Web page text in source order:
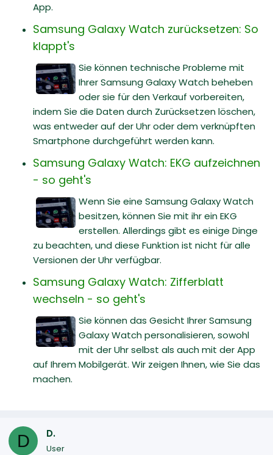
App.
Samsung Galaxy Watch zurücksetzen: So
klappt's
Sie können technische Probleme mit
Ihrer Samsung Galaxy Watch beheben
oder sie für den Verkauf vorbereiten,
indem Sie die Daten durch Zurücksetzen löschen,
was entweder auf der Uhr oder dem verknüpften
Smartphone durchgeführt werden kann.
Samsung Galaxy Watch: EKG aufzeichnen
- so geht's
Wenn Sie eine Samsung Galaxy Watch
besitzen, können Sie mit ihr ein EKG
erstellen. Allerdings gibt es einige Dinge
zu beachten, und diese Funktion ist nicht für alle
Versionen der Uhr verfügbar.
Samsung Galaxy Watch: Zifferblatt
wechseln - so geht's
Sie können das Gesicht Ihrer Samsung
Galaxy Watch personalisieren, sowohl
mit der Uhr selbst als auch mit der App
auf Ihrem Mobilgerät. Wir zeigen Ihnen, wie Sie das
machen.
D D.
User